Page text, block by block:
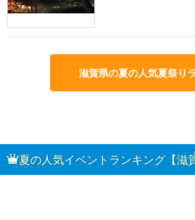
滋賀県の夏の人気夏祭り
夏の人気イベントランキング【滋